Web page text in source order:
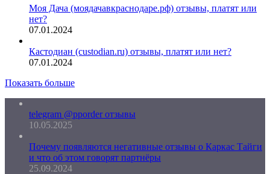
Моя Дача (моядачавкраснодаре.рф) отзывы, платят или
нет?
07.01.2024
Кастодиан (custodian.ru) отзывы, платят или нет?
07.01.2024
Показать больше
telegram @pporder отзывы
10.05.2025
Почему появляются негативные отзывы о Каркас Тайги
и что об этом говорят партнёры
25.09.2024